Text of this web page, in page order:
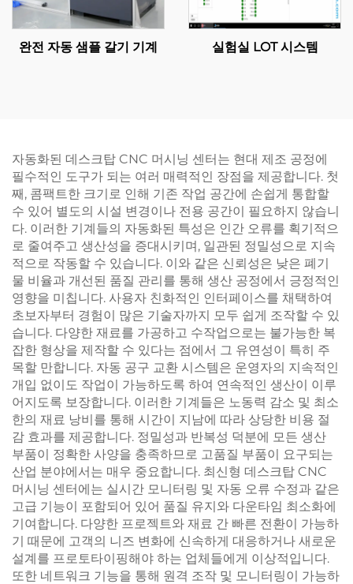
완전 자동 샘플 갈기 기계 실험실 LOT 시스템
자동화된 데스크탑 CNC 머시닝 센터는 현대 제조 공정에
필수적인 도구가 되는 여러 매력적인 장점을 제공합니다. 첫
째, 콤팩트한 크기로 인해 기존 작업 공간에 손쉽게 통합할
수 있어 별도의 시설 변경이나 전용 공간이 필요하지 않습니
다. 이러한 기계들의 자동화된 특성은 인간 오류를 획기적으
로 줄여주고 생산성을 증대시키며, 일관된 정밀성으로 지속
적으로 작동할 수 있습니다. 이와 같은 신뢰성은 낮은 폐기
물 비율과 개선된 품질 관리를 통해 생산 공정에서 긍정적인
영향을 미칩니다. 사용자 친화적인 인터페이스를 채택하여
초보자부터 경험이 많은 기술자까지 모두 쉽게 조작할 수 있
습니다. 다양한 재료를 가공하고 수작업으로는 불가능한 복
잡한 형상을 제작할 수 있다는 점에서 그 유연성이 특히 주
목할 만합니다. 자동 공구 교환 시스템은 운영자의 지속적인
개입 없이도 작업이 가능하도록 하여 연속적인 생산이 이루
어지도록 보장합니다. 이러한 기계들은 노동력 감소 및 최소
한의 재료 낭비를 통해 시간이 지남에 따라 상당한 비용 절
감 효과를 제공합니다. 정밀성과 반복성 덕분에 모든 생산
부품이 정확한 사양을 충족하므로 고품질 부품이 요구되는
산업 분야에서는 매우 중요합니다. 최신형 데스크탑 CNC
머시닝 센터에는 실시간 모니터링 및 자동 오류 수정과 같은
고급 기능이 포함되어 있어 품질 유지와 다운타임 최소화에
기여합니다. 다양한 프로젝트와 재료 간 빠른 전환이 가능하
기 때문에 고객의 니즈 변화에 신속하게 대응하거나 새로운
설계를 프로토타이핑해야 하는 업체들에게 이상적입니다.
또한 네트워크 기능을 통해 원격 조작 및 모니터링이 가능하